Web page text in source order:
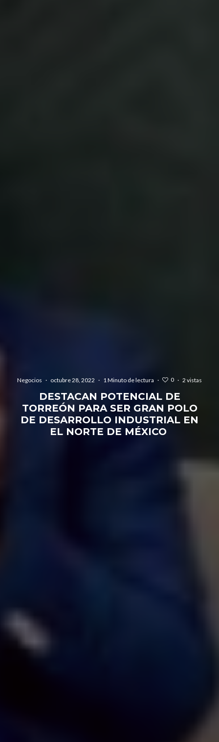
Negocios · octubre 28, 2022 · 1 Minuto de lectura · 0 · 2 vistas
DESTACAN POTENCIAL DE
TORREÓN PARA SER GRAN POLO
DE DESARROLLO INDUSTRIAL EN
EL NORTE DE MÉXICO